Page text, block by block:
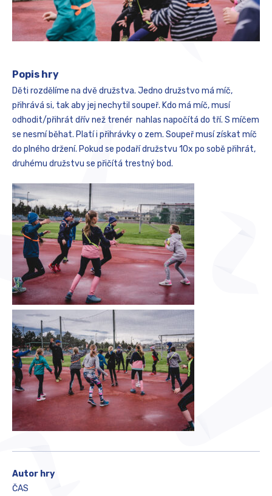
Popis hry
Děti rozdělíme na dvě družstva. Jedno družstvo má míč,
přihrává si, tak aby jej nechytil soupeř. Kdo má míč, musí
odhodit/přihrát dřív než trenér nahlas napočítá do tří. S míčem
se nesmí běhat. Platí i přihrávky o zem. Soupeř musí získat míč
do plného držení. Pokud se podaří družstvu 10x po sobě přihrát,
druhému družstvu se přičítá trestný bod.
Autor hry
ČAS